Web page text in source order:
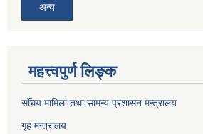
अन्य
महत्त्वपुर्ण लिङ्क
संघिय मामिला तथा सामन्य प्रशासन मन्त्रालय
गृह मन्त्रालय